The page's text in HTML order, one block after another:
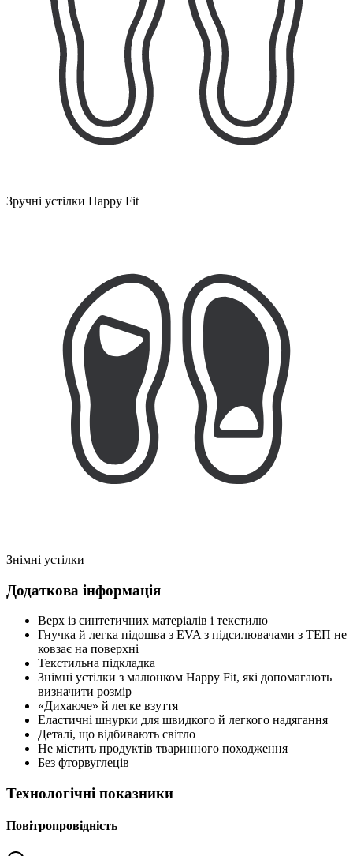
Зручні устілки Happy Fit
Знімні устілки
Додаткова інформація
Верх із синтетичних матеріалів і текстилю
Гнучка й легка підошва з EVA з підсилювачами з ТЕП не
ковзає на поверхні
Текстильна підкладка
Знімні устілки з малюнком Happy Fit, які допомагають
визначити розмір
«Дихаюче» й легке взуття
Еластичні шнурки для швидкого й легкого надягання
Деталі, що відбивають світло
Не містить продуктів тваринного походження
Без фторвуглеців
Технологічні показники
Повітропровідність